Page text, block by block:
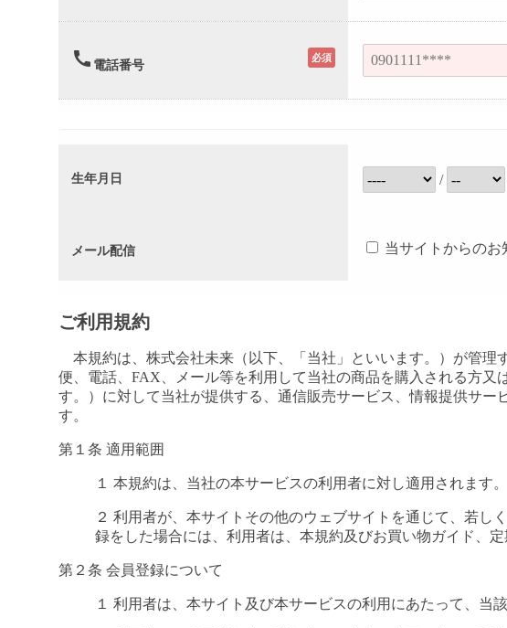
call 電話番号
必須
生年月日 /
メール配信 当サイトからのお
ご利用規約
本規約は、株式会社未来（以下、「当社」といいます。）が管理
便、電話、FAX、メール等を利用して当社の商品を購入される方
す。）に対して当社が提供する、通信販売サービス、情報提供サ
す。
第１条 適用範囲
１ 本規約は、当社の本サービスの利用者に対し適用されます。
２ 利用者が、本サイトその他のウェブサイトを通じて、若
録をした場合には、利用者は、本規約及びお買い物ガイド、
第２条 会員登録について
１ 利用者は、本サイト及び本サービスの利用にあたって、当